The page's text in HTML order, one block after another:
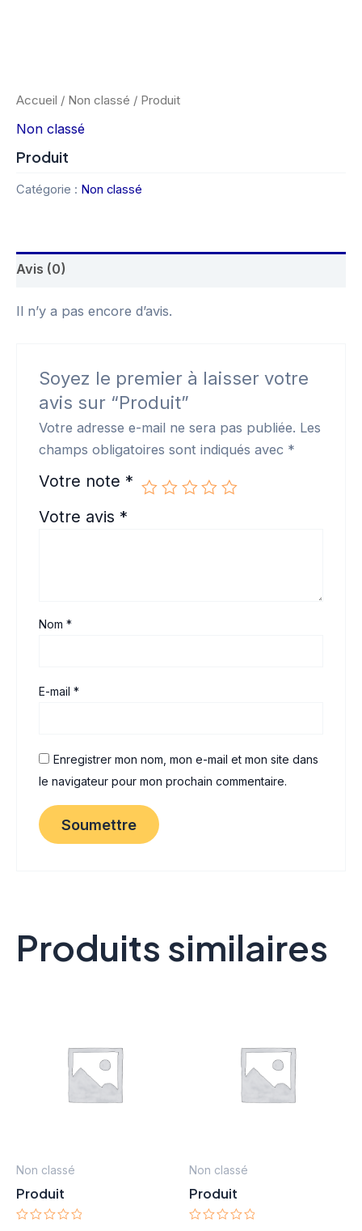
Accueil / Non classé / Produit
Non classé
Produit
Catégorie : Non classé
Avis (0)
Il n’y a pas encore d’avis.
Soyez le premier à laisser votre
avis sur “Produit”
Votre adresse e-mail ne sera pas publiée. Les
champs obligatoires sont indiqués avec *
Votre note *
Votre avis *
Nom*
E-mail*
Enregistrer mon nom, mon e-mail et mon site dans
le navigateur pour mon prochain commentaire.
Produits similaires
Non classé
Produit
Non classé
Produit